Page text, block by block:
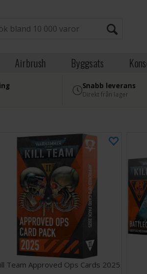
Airbrush Byggsats
Snabb leverans
Direkt från lager
Team Approved Ops Cards 2025